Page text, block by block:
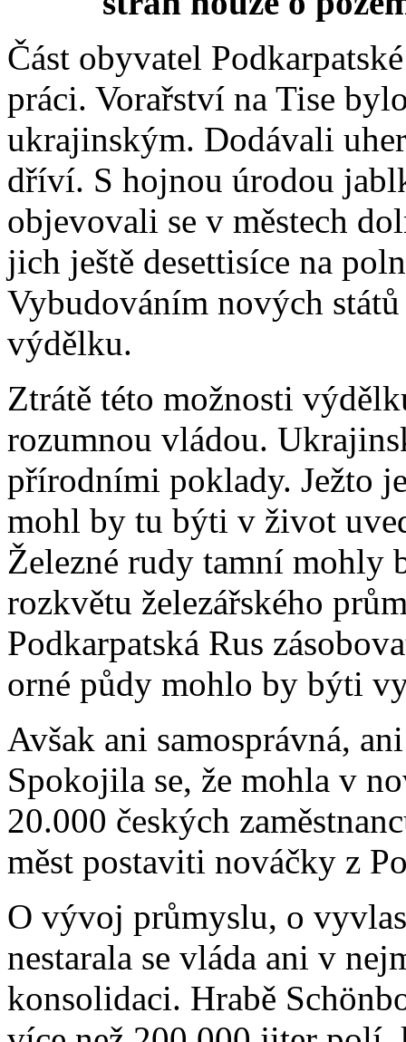
Část obyvatel
práci. Vorařství na Tise
ukrajinským. Dodávali
dříví. S hojnou úrodou
objevovali se v městech
jich ještě desettisíce na
Vybudováním nových
výdělku.
Ztrátě této možnosti
rozumnou vládou.
přírodními poklady. Ježto
mohl by tu býti v život
Železné rudy tamní mohly
rozkvětu železářského
Podkarpatská Rus
orné půdy mohlo by býti
Avšak ani samosprávná,
Spokojila se, že mohla v
20.000 českých
měst postaviti nováčky z
O vývoj průmyslu, o
nestarala se vláda ani v
konsolidaci. Hrabě